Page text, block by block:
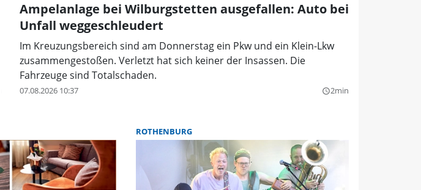
Ampelanlage bei Wilburgstetten ausgefallen: Auto bei
Unfall weggeschleudert
Im Kreuzungsbereich sind am Donnerstag ein Pkw und ein Klein-Lkw
zusammengestoßen. Verletzt hat sich keiner der Insassen. Die
Fahrzeuge sind Totalschaden.
07.08.2026 10:37 query_builder2min
ROTHENBURG